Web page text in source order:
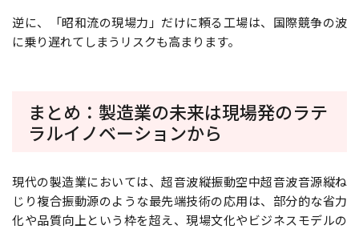
逆に、「昭和流の現場力」だけに頼る工場は、国際競争の波
に乗り遅れてしまうリスクも高まります。
まとめ：製造業の未来は現場発のラテ
ラルイノベーションから
現代の製造業においては、超音波縦振動空中超音波音源縦ね
じり複合振動源のような最先端技術の応用は、部分的な省力
化や品質向上という枠を超え、現場文化やビジネスモデルの